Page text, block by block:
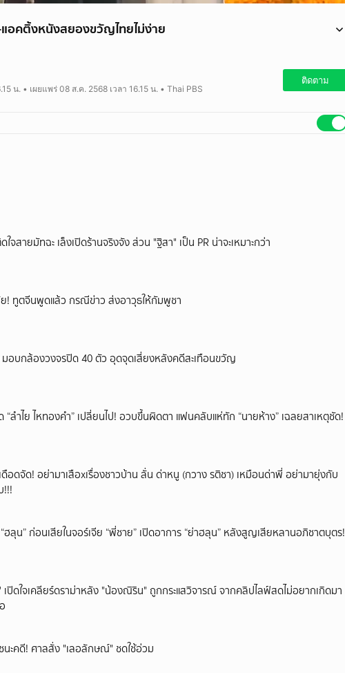
อคติ้งหนังสยองขวัญไทยไม่ง่าย
วกับนักแสดงมากความสามารถ "เอิร์ธ กัษมนณัฏฐ์" ที่อยู่ในวงการบันเทิงมาหลายปี และ
เรื่อง ก็ได้มาชิมลางภาพยนตร์ครั้งแรกเช่นกัน
น. • เผยแพร่ 08 ส.ค. 2568 เวลา 16.15 น. • Thai PBS
ติดตาม
จสายมัทฉะ เล็งเปิดร้านจริงจัง ส่วน "ฐิสา" เป็น PR น่าจะเหมาะกว่า
! ทูตจีนพูดแล้ว กรณีข่าว ส่งอาวุธให้กัมพูชา
อบกล้องวงจรปิด 40 ตัว อุดจุดเสี่ยงหลังคดีสะเทือนขวัญ
“ลำไย ไหทองคำ” เปลี่ยนไป! อวบขึ้นผิดตา แฟนคลับแห่ทัก “นายห้าง” เฉลยสาเหตุชัด!
ดือดจัด! อย่ามาเสือxเรื่องชาวบ้าน ลั่น ด่าหนู (กวาง รติชา) เหมือนด่าพี่ อย่ามายุ่งกับ
!!!
ฮลุน” ก่อนเสียในจอร์เจีย “พี่ชาย” เปิดอาการ “ย่าฮลุน” หลังสูญเสียหลานอภิชาตบุตร!
ปิดใจเคลียร์ดราม่าหลัง "น้องณิริน" ถูกกระแสวิจารณ์ จากคลิปไลฟ์สดไม่อยากเกิดมา
ะคดี! ศาลสั่ง "เลอลักษณ์" ชดใช้อ่วม